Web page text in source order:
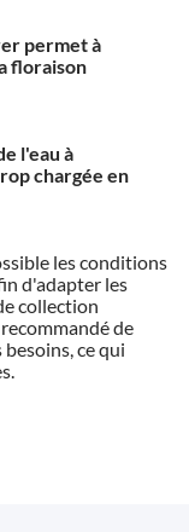
permet à
floraison
l'eau à
chargée en
les conditions
d'adapter les
collection
de
ce qui